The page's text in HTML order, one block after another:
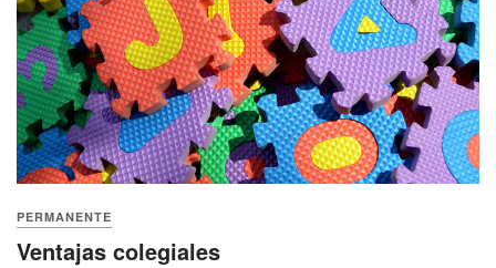
PERMANENTE
Ventajas colegiales